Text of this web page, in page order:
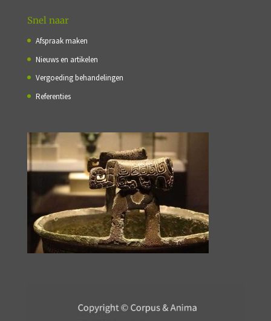
Snel naar
Afspraak maken
Nieuws en artikelen
Vergoeding behandelingen
Referenties